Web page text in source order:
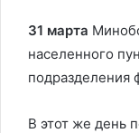
31 марта
населенного
подразделения
В этот же день